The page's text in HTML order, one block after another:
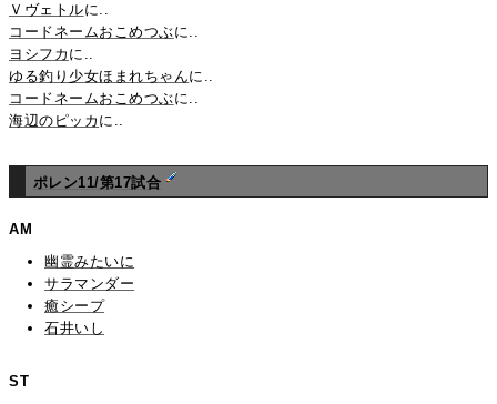
Ｖヴェトルに..
コードネームおこめつぶに..
ヨシフカ に..
ゆる釣り少女ほまれちゃんに..
コードネームおこめつぶに..
海辺のピッカ に..
ポレン11/第17試合
AM
幽霊みたいに
サラマンダー
癒シープ
石井いし
ST